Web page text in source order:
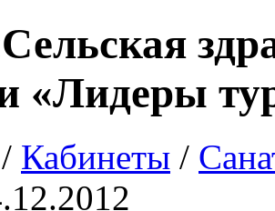
«Лидеры
/ Кабинеты /